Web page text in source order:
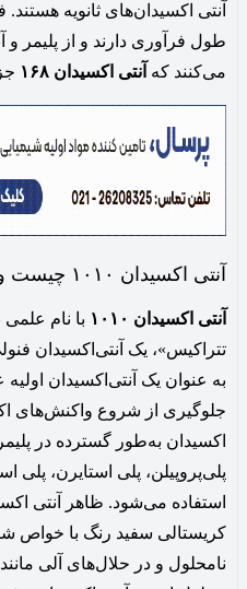
آنتی اکسیدان‌های ثانویه هستند.
طول فرآوری دارند و از پلیمر
می‌کنند که آنتی اکسیدان ۱۶۸
آنتی اکسیدان ۱۰۱۰ چیست و چه کاربردهایی دارد؟
آنتی اکسیدان ۱۰۱۰
با نام علمی
تتراکیس»، یک آنتی‌اکسیدان
به عنوان یک آنتی‌اکسیدان
جلوگیری از شروع واکنش‌های
اکسیدان به‌طور گسترده در
پلی‌پروپیلن، پلی استایرن، پلی
کریستالی سفید رنگ با خواص
نامحلول و در حلال‌های آلی